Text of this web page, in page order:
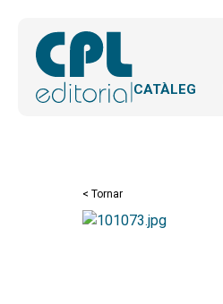
CATÀLEG
< Tornar